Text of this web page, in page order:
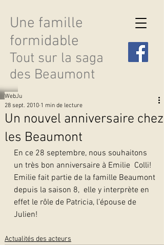
Une famille
formidable
Tout sur la saga
des Beaumont
Découvrir les saisons
Un nouvel anniversaire chez
les Beaumont
WebJu
28 sept. 2010 1 min de lecture
En ce 28 septembre, nous souhaitons
un très bon anniversaire à Emilie  Colli!
Emilie fait partie de la famille Beaumont
depuis la saison 8,  elle y interprète en
effet le rôle de Patricia, l’épouse de
Julien!
Actualités des acteurs